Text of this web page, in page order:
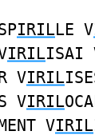
IRILLE V
IRILISAI
VIRIL
VIRIL
VIRIL